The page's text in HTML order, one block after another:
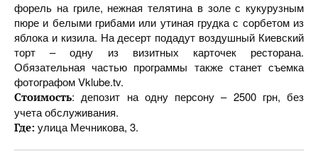
форель на гриле, нежная телятина в золе с кукурузным
пюре и белыми грибами или утиная грудка с сорбетом из
яблока и кизила. На десерт подадут воздушный Киевский
торт – одну из визитных карточек ресторана.
Обязательная частью программы также станет съемка
фотографом Vklube.tv.
Стоимость: депозит на одну персону – 2500 грн, без
учета обслуживания.
Где: улица Мечникова, 3.